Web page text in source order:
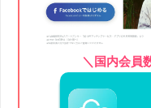
＼国内会員